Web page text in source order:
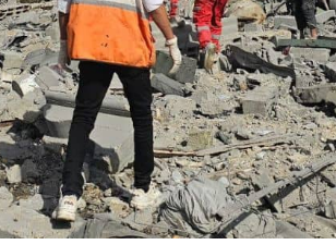
Bekijk alles